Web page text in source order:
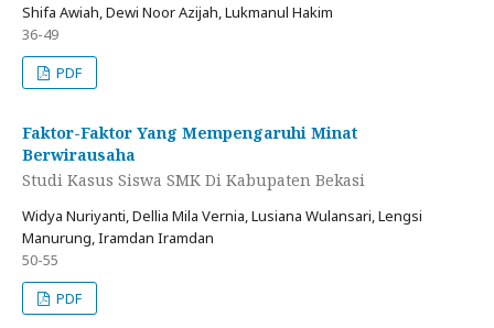
Shifa Awiah, Dewi Noor Azijah, Lukmanul Hakim
36-49
PDF
Faktor-Faktor Yang Mempengaruhi Minat
Berwirausaha
Studi Kasus Siswa SMK Di Kabupaten Bekasi
Widya Nuriyanti, Dellia Mila Vernia, Lusiana Wulansari, Lengsi
Manurung, Iramdan Iramdan
50-55
PDF